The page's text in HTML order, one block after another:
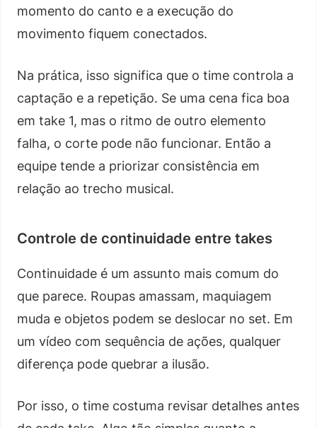
momento do canto e a execução do
movimento fiquem conectados.
Na prática, isso significa que o time controla a
captação e a repetição. Se uma cena fica boa
em take 1, mas o ritmo de outro elemento
falha, o corte pode não funcionar. Então a
equipe tende a priorizar consistência em
relação ao trecho musical.
Controle de continuidade entre takes
Continuidade é um assunto mais comum do
que parece. Roupas amassam, maquiagem
muda e objetos podem se deslocar no set. Em
um vídeo com sequência de ações, qualquer
diferença pode quebrar a ilusão.
Por isso, o time costuma revisar detalhes antes